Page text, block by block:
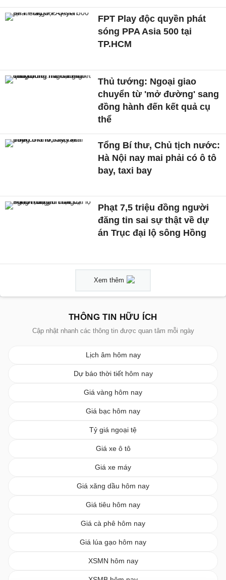
FPT Play độc quyền phát
sóng PPA Asia 500 tại
TP.HCM
Thủ tướng: Ngoại giao
chuyển từ 'mở đường' sang
đồng hành đến kết quả cụ
thể
Tổng Bí thư, Chủ tịch nước:
Hà Nội nay mai phải có ô tô
bay, taxi bay
Phạt 7,5 triệu đồng người
đăng tin sai sự thật về dự
án Trục đại lộ sông Hồng
Xem thêm
THÔNG TIN HỮU ÍCH
Cập nhật nhanh các thông tin được quan tâm mỗi ngày
Lịch âm hôm nay
Dự báo thời tiết hôm nay
Giá vàng hôm nay
Giá bạc hôm nay
Tỷ giá ngoại tệ
Giá xe ô tô
Giá xe máy
Giá xăng dầu hôm nay
Giá tiêu hôm nay
Giá cà phê hôm nay
Giá lúa gạo hôm nay
XSMN hôm nay